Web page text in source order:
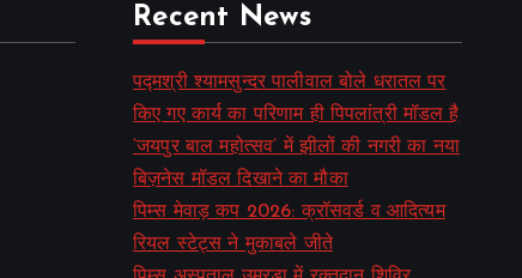
Recent News
पद्मश्री श्यामसुन्दर पालीवाल बोले धरातल पर
किए गए कार्य का परिणाम ही पिपलांत्री मॉडल है
‘जयपुर बाल महोत्सव’ में झीलों की नगरी का नया
बिज़नेस मॉडल दिखाने का मौका
पिम्स मेवाड़ कप 2026: क्रॉसवर्ड व आदित्यम
रियल स्टेट्स ने मुकाबले जीते